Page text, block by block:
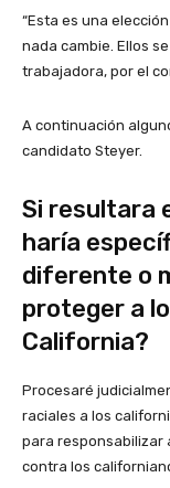
“Esta es una
nada cambie. Ellos
trabajadora, por el
A continuación
candidato Steyer.
Si resultara
haría
diferente o
proteger a
California?
Procesaré
raciales a los
para responsabilizar
contra los